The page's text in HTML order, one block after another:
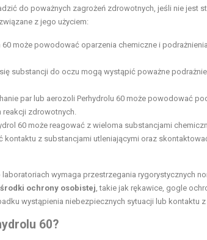
do poważnych zagrożeń zdrowotnych, jeśli nie jest
z jego użyciem:
60 może powodować oparzenia chemiczne i
substancji do oczu mogą wystąpić poważne
par lub aerozoli Perhydrolu 60 może powodować
reakcji zdrowotnych.
60 może reagować z wieloma substancjami
kontaktu z substancjami utleniającymi oraz
wymaga przestrzegania rygorystycznych
środki ochrony osobistej, takie jak rękawice, gogle
wystąpienia niebezpiecznych sytuacji lub kontaktu
60?